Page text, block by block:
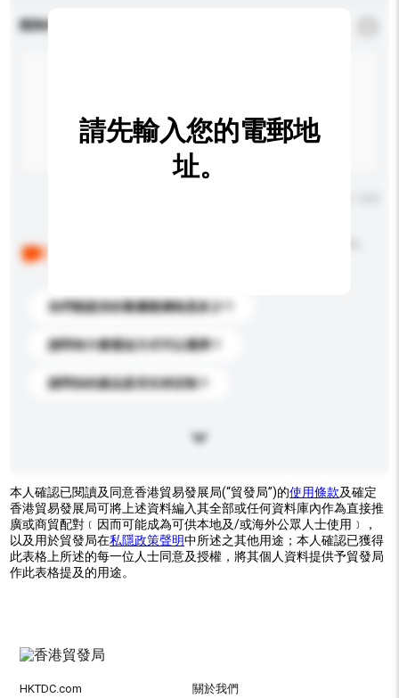
查詢內容
你們能提供的最優惠價格是多少？
請問有什麼運送方式可以選擇？
請問你的產品是否支持定制？
請先輸入您的電郵地
址。
本人確認已閱讀及同意香港貿易發展局(“貿發局”)的使用條款及確定
香港貿易發展局可將上述資料編入其全部或任何資料庫內作為直接推
廣或商貿配對﹝因而可能成為可供本地及/或海外公眾人士使用﹞，
以及用於貿發局在私隱政策聲明中所述之其他用途；本人確認已獲得
此表格上所述的每一位人士同意及授權，將其個人資料提供予貿發局
作此表格提及的用途。
HKTDC.com 關於我們